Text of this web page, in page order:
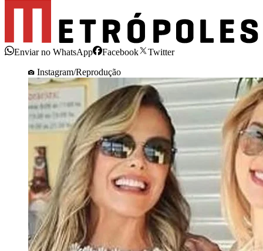
Enviar no WhatsApp Facebook
Twitter
Instagram/Reprodução